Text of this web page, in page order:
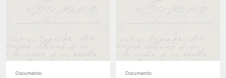
Documento Documento